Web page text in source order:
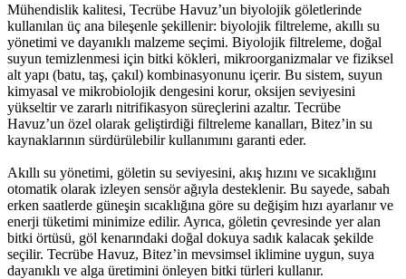
Mühendislik kalitesi, Tecrübe Havuz’un biyolojik göletlerinde
kullanılan üç ana bileşenle şekillenir: biyolojik filtreleme, akıllı su
yönetimi ve dayanıklı malzeme seçimi. Biyolojik filtreleme, doğal
suyun temizlenmesi için bitki kökleri, mikroorganizmalar ve fiziksel
alt yapı (batu, taş, çakıl) kombinasyonunu içerir. Bu sistem, suyun
kimyasal ve mikrobiolojik dengesini korur, oksijen seviyesini
yükseltir ve zararlı nitrifikasyon süreçlerini azaltır. Tecrübe
Havuz’un özel olarak geliştirdiği filtreleme kanalları, Bitez’in su
kaynaklarının sürdürülebilir kullanımını garanti eder.
Akıllı su yönetimi, göletin su seviyesini, akış hızını ve sıcaklığını
otomatik olarak izleyen sensör ağıyla desteklenir. Bu sayede, sabah
erken saatlerde güneşin sıcaklığına göre su değişim hızı ayarlanır ve
enerji tüketimi minimize edilir. Ayrıca, göletin çevresinde yer alan
bitki örtüsü, göl kenarındaki doğal dokuya sadık kalacak şekilde
seçilir. Tecrübe Havuz, Bitez’in mevsimsel iklimine uygun, suya
dayanıklı ve alga üretimini önleyen bitki türleri kullanır.